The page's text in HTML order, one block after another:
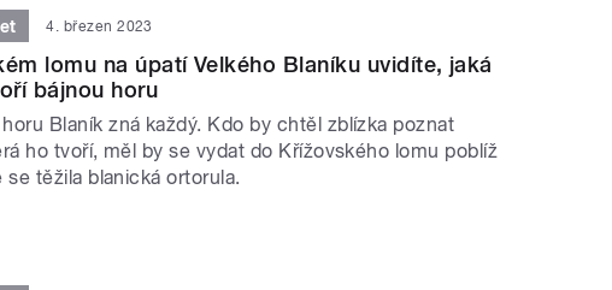
4. březen 2023
lomu na úpatí Velkého Blaníku uvidíte, jaká
bájnou horu
Blaník zná každý. Kdo by chtěl zblízka poznat
ho tvoří, měl by se vydat do Křížovského lomu poblíž
se těžila blanická ortorula.